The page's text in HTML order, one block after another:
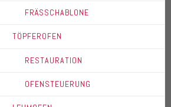
FRÄSSCHABLONE
TÖPFEROFEN
RESTAURATION
OFENSTEUERUNG